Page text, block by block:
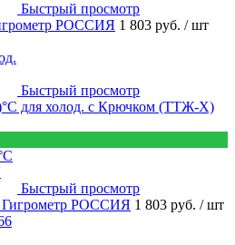
Быстрый просмотр
РОССИЯ 1 803 руб. / шт
Быстрый просмотр
для холод. с Крючком (ТТЖ-Х)
Быстрый просмотр
РОССИЯ 1 803 руб. / шт